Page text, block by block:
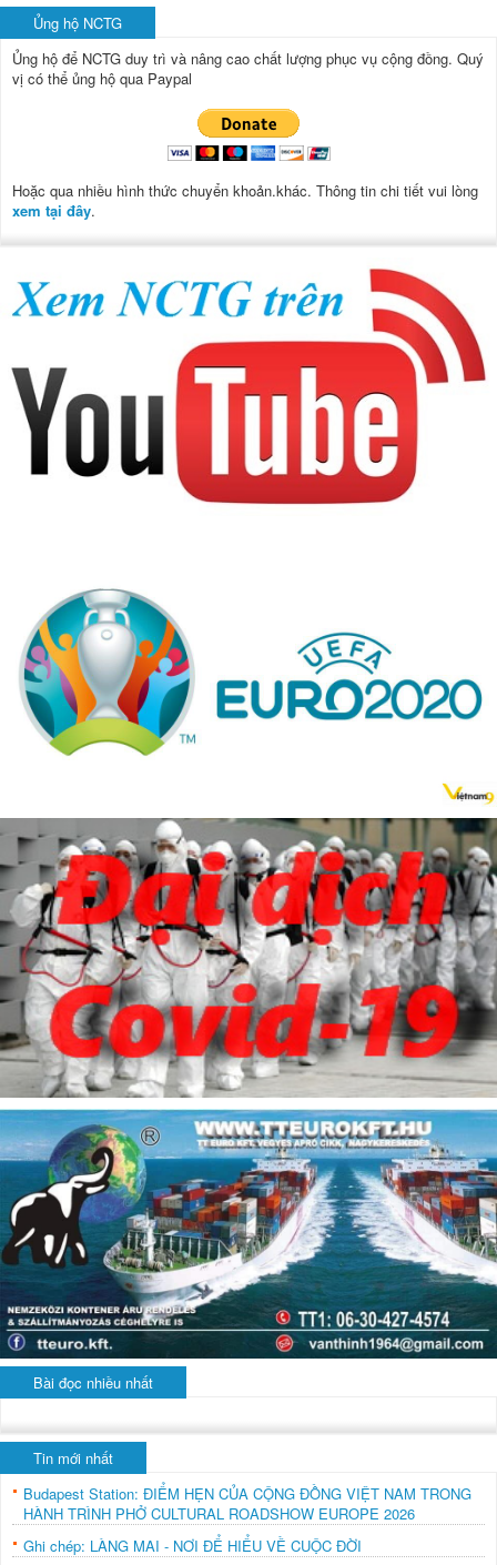
Ủng hộ NCTG
Ủng hộ để NCTG duy trì và nâng cao chất lượng phục vụ cộng đồng. Quý
vị có thể ủng hộ qua Paypal
Hoặc qua nhiều hình thức chuyển khoản.khác. Thông tin chi tiết vui lòng
xem tại đây.
Bài đọc nhiều nhất
Tin mới nhất
Budapest Station: ĐIỂM HẸN CỦA CỘNG ĐỒNG VIỆT NAM TRONG
HÀNH TRÌNH PHỞ CULTURAL ROADSHOW EUROPE 2026
Ghi chép: LÀNG MAI - NƠI ĐỂ HIỂU VỀ CUỘC ĐỜI